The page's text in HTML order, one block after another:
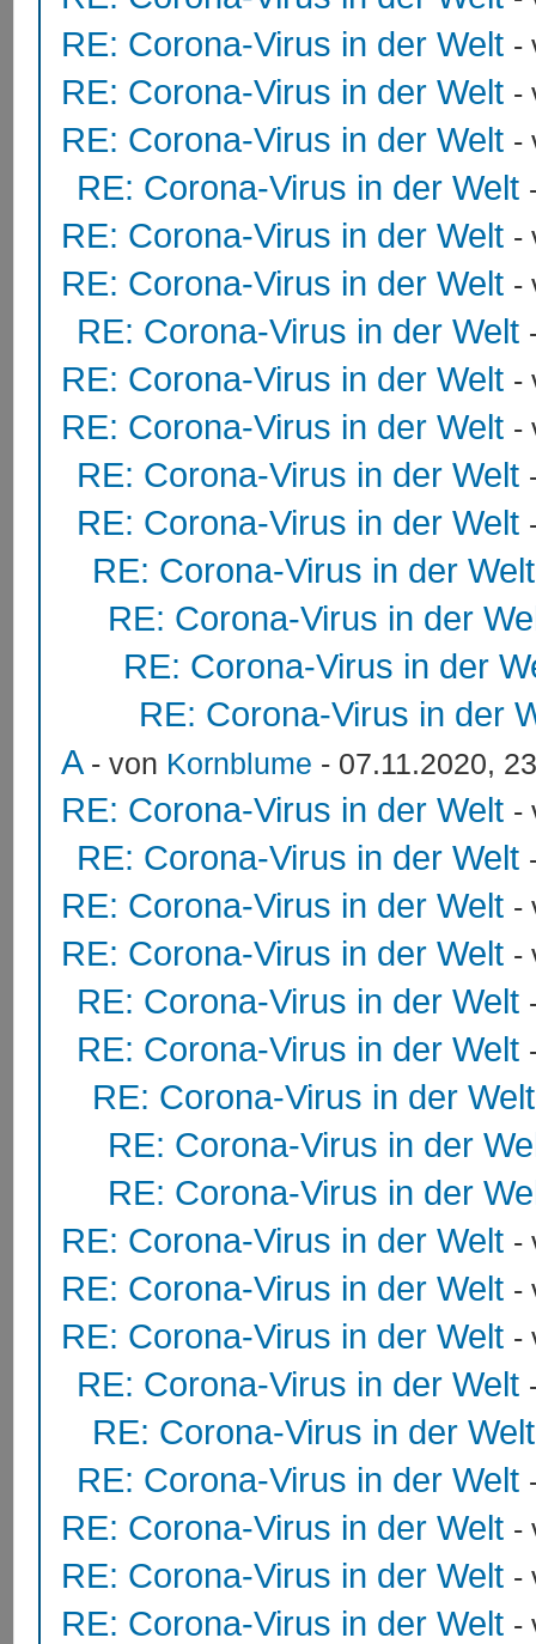
RE: Corona-Virus in der Welt -
RE: Corona-Virus in der Welt -
RE: Corona-Virus in der Welt -
RE: Corona-Virus in der Welt
RE: Corona-Virus in der Welt -
RE: Corona-Virus in der Welt -
RE: Corona-Virus in der Welt
RE: Corona-Virus in der Welt -
RE: Corona-Virus in der Welt -
RE: Corona-Virus in der Welt
RE: Corona-Virus in der Welt
RE: Corona-Virus in der Welt
RE: Corona-Virus in der
RE: Corona-Virus in der
RE: Corona-Virus in der
A - von Kornblume - 07.11.2020,
RE: Corona-Virus in der Welt -
RE: Corona-Virus in der Welt
RE: Corona-Virus in der Welt -
RE: Corona-Virus in der Welt -
RE: Corona-Virus in der Welt
RE: Corona-Virus in der Welt
RE: Corona-Virus in der Welt
RE: Corona-Virus in der
RE: Corona-Virus in der
RE: Corona-Virus in der Welt -
RE: Corona-Virus in der Welt -
RE: Corona-Virus in der Welt -
RE: Corona-Virus in der Welt
RE: Corona-Virus in der Welt
RE: Corona-Virus in der Welt
RE: Corona-Virus in der Welt -
RE: Corona-Virus in der Welt -
RE: Corona-Virus in der Welt -